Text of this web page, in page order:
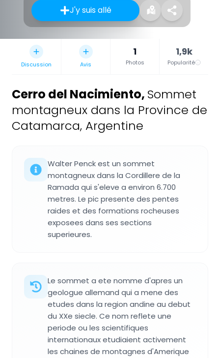
J'y suis allé
Discussion Avis
1
Photos
1,9k
Popularité
Cerro del Nacimiento, Sommet
montagneux dans la Province de
Catamarca, Argentine
Walter Penck est un sommet
montagneux dans la Cordillere de la
Ramada qui s'eleve a environ 6.700
metres. Le pic presente des pentes
raides et des formations rocheuses
exposees dans ses sections
superieures.
Le sommet a ete nomme d'apres un
geologue allemand qui a mene des
etudes dans la region andine au debut
du XXe siecle. Ce nom reflete une
periode ou les scientifiques
internationaux etudiaient activement
les chaines de montagnes d'Amerique